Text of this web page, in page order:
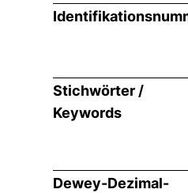
Stichwörter /
Keywords
Dewey-Dezimal-